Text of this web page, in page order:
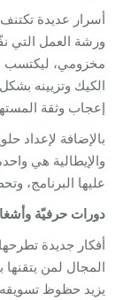
أسرار عديدة تكتنف
ورشة العمل التي
مخزومي، ليكتسب
الكيك وتزيينه
إعجاب وثقة
بالإضافة لإعداد
والإيطالية هي
عليها البرنامج،
دورات حرفيّة
أفكار جديدة
المجال لمن يتقنها
يزيد حظوظ تسويقه